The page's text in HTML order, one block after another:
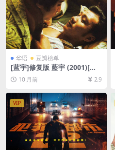
华语 豆瓣榜单
[蓝宇]修复版 藍宇 (2001)[百
度网盘+夸克网盘资源1080P
超清未删减][MP4/6.9GB][中
文字幕]
10 月前 2.9
VIP